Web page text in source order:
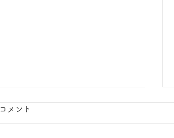
9/19臨時休診のご連絡
コメント